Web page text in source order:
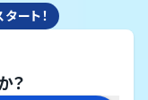
ート！
？